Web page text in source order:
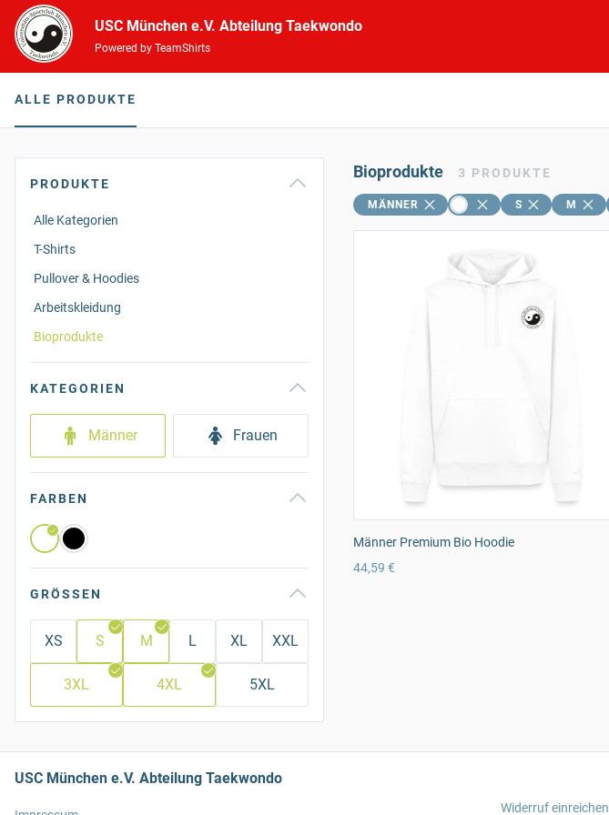
USC München e.V. Abteilung Taekwondo
Powered by TeamShirts
ALLE PRODUKTE
PRODUKTE
Alle Kategorien
T-Shirts
Pullover & Hoodies
Arbeitskleidung
Bioprodukte
KATEGORIEN
Männer Frauen
FARBEN
GRÖSSEN
XS S M L XL XXL
3XL 4XL 5XL
Bioprodukte 3 PRODUKTE
MÄNNER S M
Männer Premium Bio Hoodie
44,59 €
USC München e.V. Abteilung Taekwondo
Widerruf einreichen